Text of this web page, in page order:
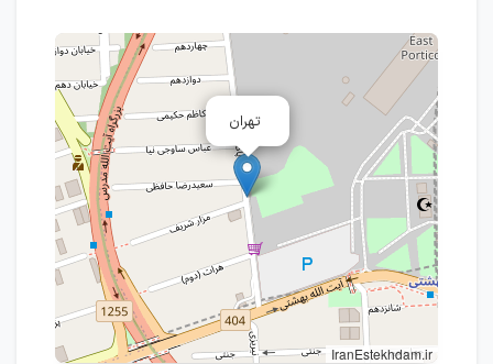
تهران
IranEstekhdam.ir